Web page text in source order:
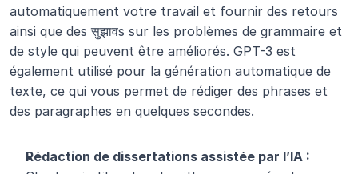
automatiquement votre travail et fournir des retours
ainsi que des सुझावs sur les problèmes de grammaire et
de style qui peuvent être améliorés. GPT-3 est
également utilisé pour la génération automatique de
texte, ce qui vous permet de rédiger des phrases et
des paragraphes en quelques secondes.